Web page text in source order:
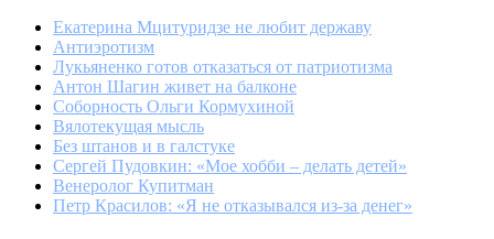
Екатерина Мцитуридзе не любит державу
Антиэротизм
Лукьяненко готов отказаться от патриотизма
Антон Шагин живет на балконе
Соборность Ольги Кормухиной
Вялотекущая мысль
Без штанов и в галстуке
Сергей Пудовкин: «Мое хобби – делать детей»
Венеролог Купитман
Петр Красилов: «Я не отказывался из-за денег»